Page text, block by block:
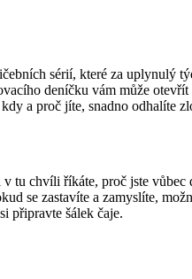
sérií, které za uplynulý
deníčku vám může
a proč jíte, snadno odhalíte
tu chvíli říkáte, proč jste
se zastavíte a zamyslíte,
připravte šálek čaje.